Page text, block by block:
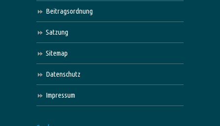
Beitragsordnung
Satzung
Sitemap
Datenschutz
Impressum